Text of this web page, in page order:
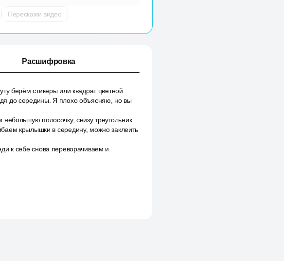
Перескажи видео
Расшифровка
берём стикеры или квадрат цветной
до середины. Я плохо объясняю, но вы
полосочку, снизу треугольник
крылышки в середину, можно заклеить
к себе снова переворачиваем и